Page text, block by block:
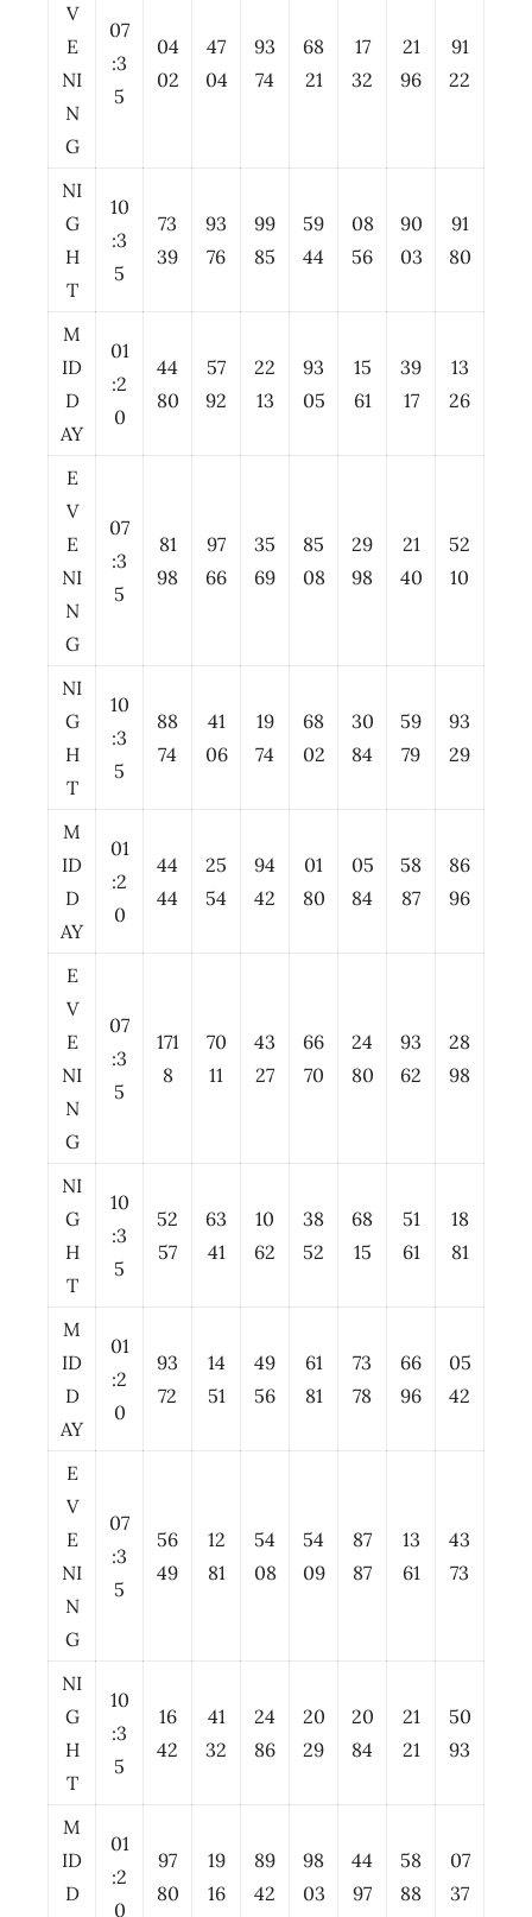
V
E
NI
N
G
07
:3
5
04
02
47
04
93
74
68
21
17
32
21
96
91
22
NI
G
H
T
10
:3
5
73
39
93
76
99
85
59
44
08
56
90
03
91
80
M
ID
D
AY
01
:2
0
44
80
57
92
22
13
93
05
15
61
39
17
13
26
E
V
E
NI
N
G
07
:3
5
81
98
97
66
35
69
85
08
29
98
21
40
52
10
NI
G
H
T
10
:3
5
88
74
41
06
19
74
68
02
30
84
59
79
93
29
M
ID
D
AY
01
:2
0
44
44
25
54
94
42
01
80
05
84
58
87
86
96
E
V
E
NI
N
G
07
:3
5
171
8
70
11
43
27
66
70
24
80
93
62
28
98
NI
G
H
T
10
:3
5
52
57
63
41
10
62
38
52
68
15
51
61
18
81
M
ID
D
AY
01
:2
0
93
72
14
51
49
56
61
81
73
78
66
96
05
42
E
V
E
NI
N
G
07
:3
5
56
49
12
81
54
08
54
09
87
87
13
61
43
73
NI
G
H
T
10
:3
5
16
42
41
32
24
86
20
29
20
84
21
21
50
93
M
ID
D
01
:2
0
97
80
19
16
89
42
98
03
44
97
58
88
07
37